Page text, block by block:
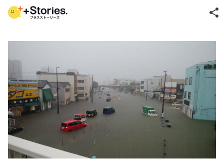
share